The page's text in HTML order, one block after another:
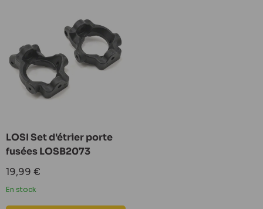
LOSI Set d'étrier porte
fusées LOSB2073
Prix
réduit
19,99 €
En stock